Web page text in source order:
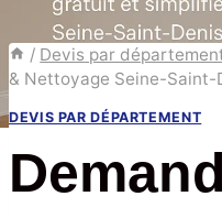
/ Devis par
& Nettoyage Seine-Saint-
DEVIS PAR DÉPARTEMENT